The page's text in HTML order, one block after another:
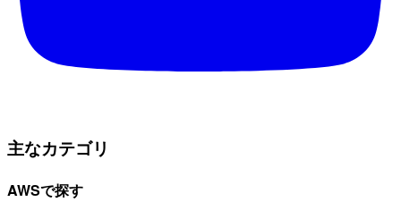
主なカテゴリ
AWSで探す